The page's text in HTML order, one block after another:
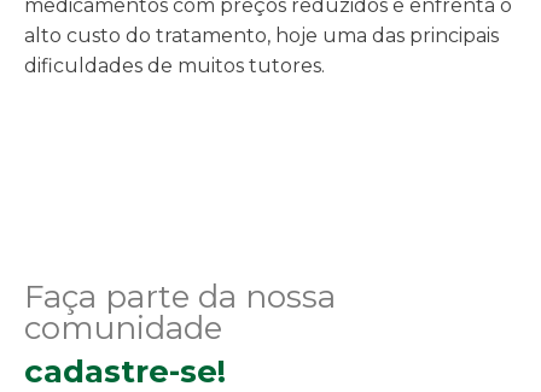
medicamentos com preços reduzidos e enfrenta o
alto custo do tratamento, hoje uma das principais
dificuldades de muitos tutores.
Faça parte da nossa
comunidade
cadastre-se!